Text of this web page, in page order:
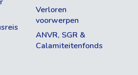
Verloren
voorwerpen
ANVR, SGR &
Calamiteitenfonds